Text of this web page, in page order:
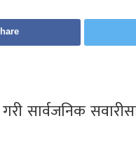
गरी सार्वजनिक